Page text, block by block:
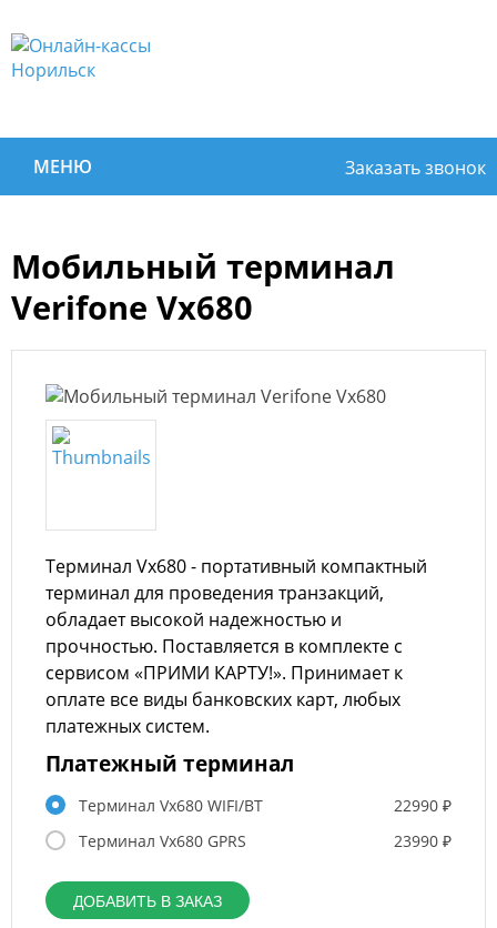
МЕНЮ Заказать звонок
Мобильный терминал
Verifone Vx680
Терминал Vx680 - портативный компактный
терминал для проведения транзакций,
обладает высокой надежностью и
прочностью. Поставляется в комплекте с
сервисом «ПРИМИ КАРТУ!». Принимает к
оплате все виды банковских карт, любых
платежных систем.
Платежный терминал
Терминал Vx680 WIFI/BT
22990 ₽
Терминал Vx680 GPRS
23990 ₽
ДОБАВИТЬ В ЗАКАЗ